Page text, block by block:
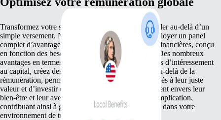
Transformez votre stratégie de rémunération pour aller au-delà d’un
simple versement. Notre plateforme vous aide à déployer un panel
complet d’avantages et de récompenses autres que financières, conçu
en fonction des besoins diversifiés de vos équipes. Des nombreux
avantages en termes de santé aux offres compétitives d’intéressement
au capital, créez des récompenses sur mesure qui, au-delà de la
rémunération, permettent de reconnaitre vos employés à leur juste
valeur et d’investir dans votre équipe. Cet engagement envers leur
bien-être et leur avenir favorise leur fidélité et leur implication,
contribuant ainsi à garder la motivation au beau fixe dans votre
environnement de travail.